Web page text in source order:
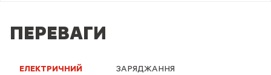
ПЕРЕВАГИ
ЕЛЕКТРИЧНИЙ ЗАРЯДЖАННЯ